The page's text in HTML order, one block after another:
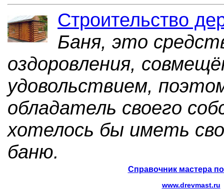
Строительство
Баня, это
оздоровления,
удовольствием,
обладатель своего
хотелось бы иметь
баню.
Справочник мастера
www.drevmast.ru